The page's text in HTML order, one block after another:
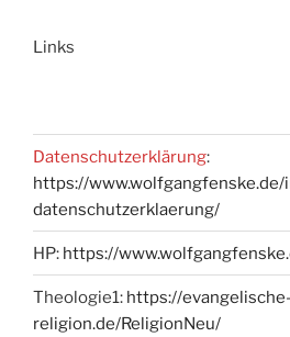
Links
Datenschutzerklärung:
https://
datenschutzerklaerung/
HP: https://
Theologie1: https://evangelische-
religion.de/ReligionNeu/